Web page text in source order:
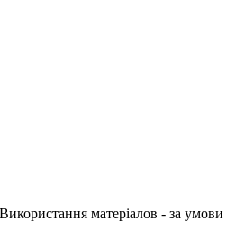
матеріалов - за умови